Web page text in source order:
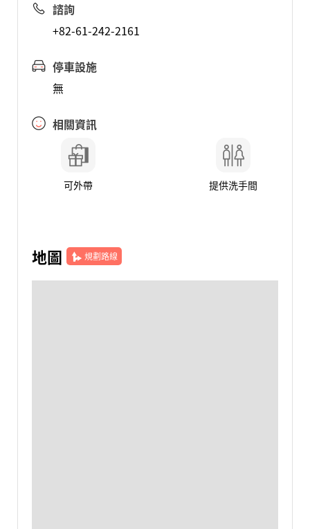
諮詢
+82-61-242-2161
停車設施
無
相關資訊
可外帶 提供洗手間
地圖 規劃路線